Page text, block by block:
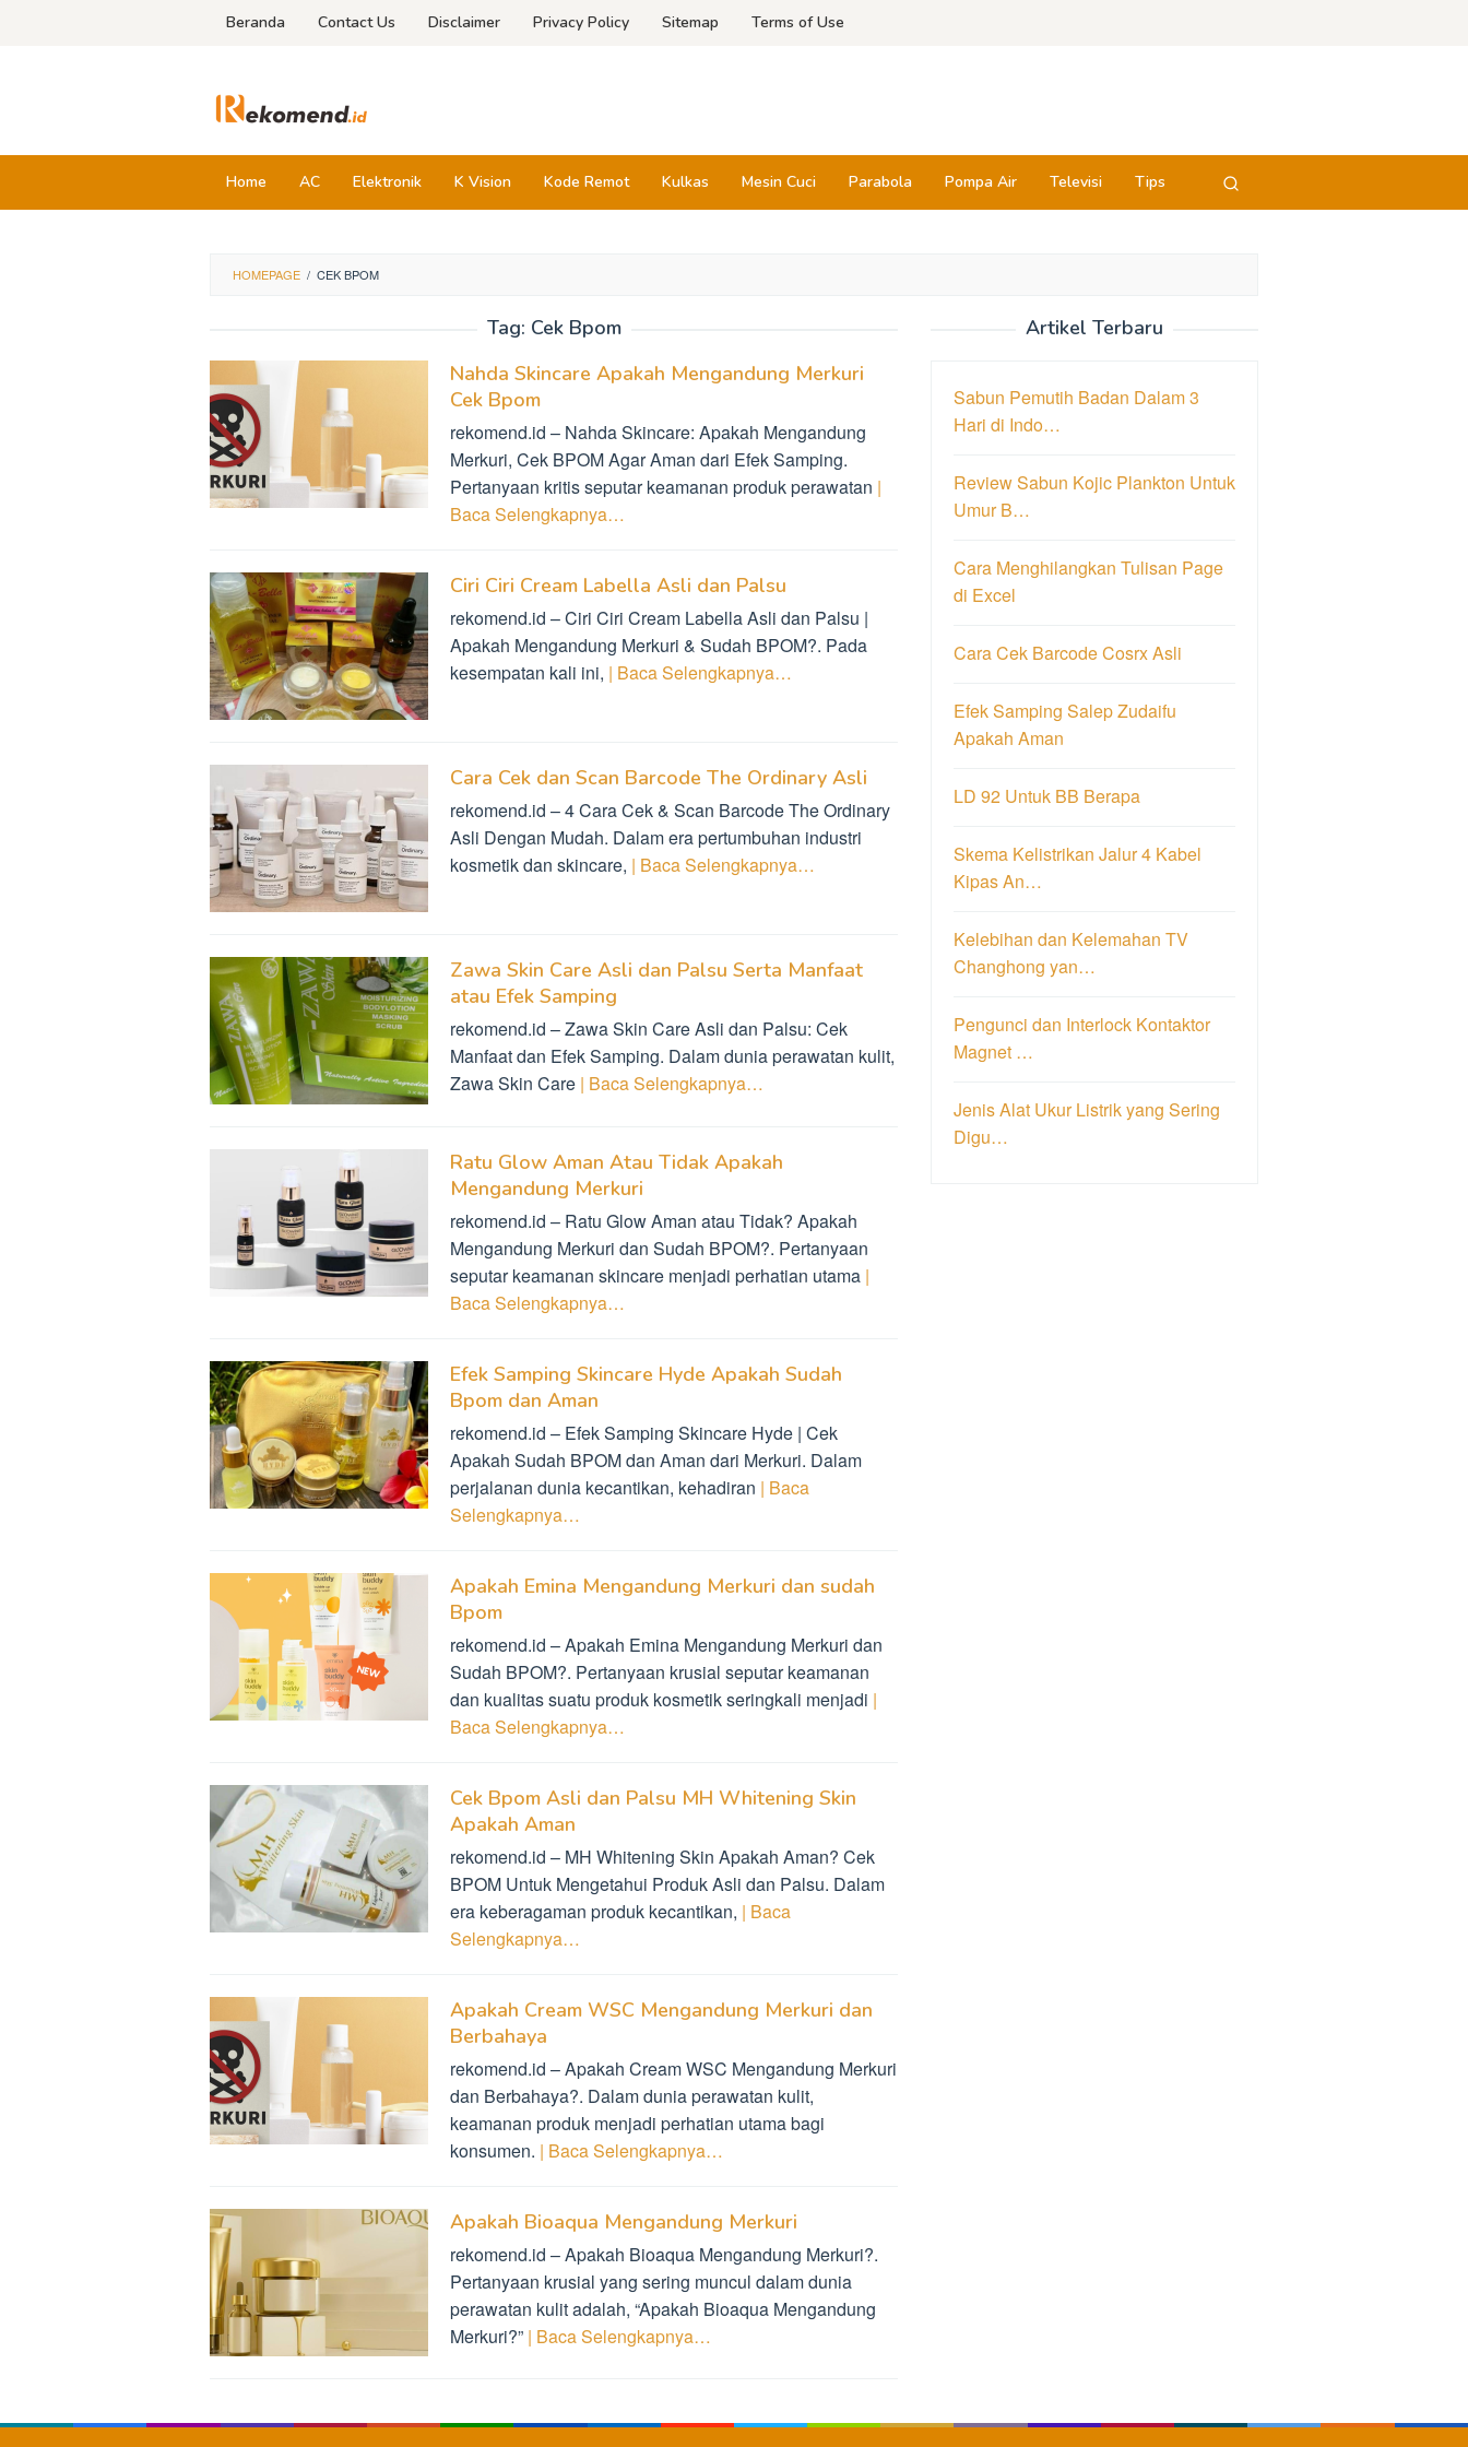
Beranda Contact Us Disclaimer Privacy Policy Sitemap Terms of Use
Home AC Elektronik K Vision Kode Remot Kulkas Mesin Cuci Parabola Pompa Air Televisi Tips
HOMEPAGE / CEK BPOM
Tag: Cek Bpom
Nahda Skincare Apakah Mengandung Merkuri
Cek Bpom
rekomend.id – Nahda Skincare: Apakah Mengandung
Merkuri, Cek BPOM Agar Aman dari Efek Samping.
Pertanyaan kritis seputar keamanan produk perawatan |
Baca Selengkapnya…
Ciri Ciri Cream Labella Asli dan Palsu
rekomend.id – Ciri Ciri Cream Labella Asli dan Palsu |
Apakah Mengandung Merkuri & Sudah BPOM?. Pada
kesempatan kali ini, | Baca Selengkapnya…
Cara Cek dan Scan Barcode The Ordinary Asli
rekomend.id – 4 Cara Cek & Scan Barcode The Ordinary
Asli Dengan Mudah. Dalam era pertumbuhan industri
kosmetik dan skincare, | Baca Selengkapnya…
Zawa Skin Care Asli dan Palsu Serta Manfaat
atau Efek Samping
rekomend.id – Zawa Skin Care Asli dan Palsu: Cek
Manfaat dan Efek Samping. Dalam dunia perawatan kulit,
Zawa Skin Care | Baca Selengkapnya…
Ratu Glow Aman Atau Tidak Apakah
Mengandung Merkuri
rekomend.id – Ratu Glow Aman atau Tidak? Apakah
Mengandung Merkuri dan Sudah BPOM?. Pertanyaan
seputar keamanan skincare menjadi perhatian utama |
Baca Selengkapnya…
Efek Samping Skincare Hyde Apakah Sudah
Bpom dan Aman
rekomend.id – Efek Samping Skincare Hyde | Cek
Apakah Sudah BPOM dan Aman dari Merkuri. Dalam
perjalanan dunia kecantikan, kehadiran | Baca
Selengkapnya…
Apakah Emina Mengandung Merkuri dan sudah
Bpom
rekomend.id – Apakah Emina Mengandung Merkuri dan
Sudah BPOM?. Pertanyaan krusial seputar keamanan
dan kualitas suatu produk kosmetik seringkali menjadi |
Baca Selengkapnya…
Cek Bpom Asli dan Palsu MH Whitening Skin
Apakah Aman
rekomend.id – MH Whitening Skin Apakah Aman? Cek
BPOM Untuk Mengetahui Produk Asli dan Palsu. Dalam
era keberagaman produk kecantikan, | Baca
Selengkapnya…
Apakah Cream WSC Mengandung Merkuri dan
Berbahaya
rekomend.id – Apakah Cream WSC Mengandung Merkuri
dan Berbahaya?. Dalam dunia perawatan kulit,
keamanan produk menjadi perhatian utama bagi
konsumen. | Baca Selengkapnya…
Apakah Bioaqua Mengandung Merkuri
rekomend.id – Apakah Bioaqua Mengandung Merkuri?.
Pertanyaan krusial yang sering muncul dalam dunia
perawatan kulit adalah, “Apakah Bioaqua Mengandung
Merkuri?” | Baca Selengkapnya…
Artikel Terbaru
Sabun Pemutih Badan Dalam 3
Hari di Indo…
Review Sabun Kojic Plankton Untuk
Umur B…
Cara Menghilangkan Tulisan Page
di Excel
Cara Cek Barcode Cosrx Asli
Efek Samping Salep Zudaifu
Apakah Aman
LD 92 Untuk BB Berapa
Skema Kelistrikan Jalur 4 Kabel
Kipas An…
Kelebihan dan Kelemahan TV
Changhong yan…
Pengunci dan Interlock Kontaktor
Magnet …
Jenis Alat Ukur Listrik yang Sering
Digu…